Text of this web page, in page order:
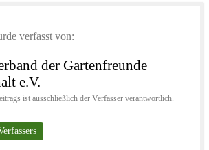
verfasst von:
der Gartenfreunde
e.V.
ist ausschließlich der Verfasser verantwortlich.